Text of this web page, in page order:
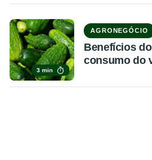
3 min
AGRONEGÓCIO
Benefícios
consumo do